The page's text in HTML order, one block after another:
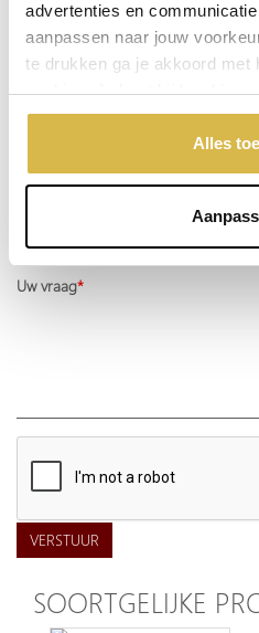
advertenties en
aanpassen naar jouw
te drukken ga je akkoord met
cookies. Je kunt bij
aangeven welke cookies
'weigeren' worden alleen de
geplaatst. Bekijk onze
Alles
Stel een vraag
Uw naam
Uw vraag
VERSTUUR
SOORTGELIJKE